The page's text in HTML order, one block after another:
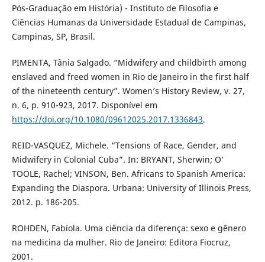
Pós-Graduação em História) - Instituto de Filosofia e
Ciências Humanas da Universidade Estadual de Campinas,
Campinas, SP, Brasil.
PIMENTA, Tânia Salgado. “Midwifery and childbirth among
enslaved and freed women in Rio de Janeiro in the first half
of the nineteenth century”. Women’s History Review, v. 27,
n. 6, p. 910-923, 2017. Disponível em
https://doi.org/10.1080/09612025.2017.1336843.
REID-VASQUEZ, Michele. “Tensions of Race, Gender, and
Midwifery in Colonial Cuba”. In: BRYANT, Sherwin; O’
TOOLE, Rachel; VINSON, Ben. Africans to Spanish America:
Expanding the Diaspora. Urbana: University of Illinois Press,
2012. p. 186-205.
ROHDEN, Fabíola. Uma ciência da diferença: sexo e gênero
na medicina da mulher. Rio de Janeiro: Editora Fiocruz,
2001.